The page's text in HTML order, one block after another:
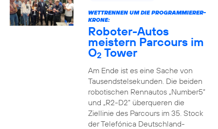
WETTRENNEN UM DIE PROGRAMMIERER-
KRONE:
Roboter-Autos
meistern Parcours im
O2 Tower
Am Ende ist es eine Sache von
Tausendstelsekunden. Die beiden
robotischen Rennautos „Number5“
und „R2-D2“ überqueren die
Ziellinie des Parcours im 35. Stock
der Telefónica Deutschland-